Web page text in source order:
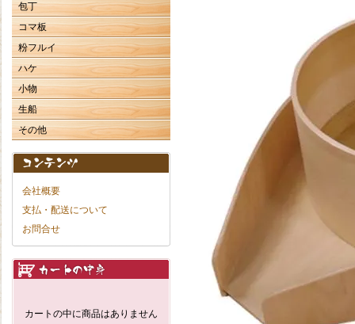
包丁
コマ板
粉フルイ
ハケ
小物
生船
その他
会社概要
支払・配送について
お問合せ
カートの中に商品はありません